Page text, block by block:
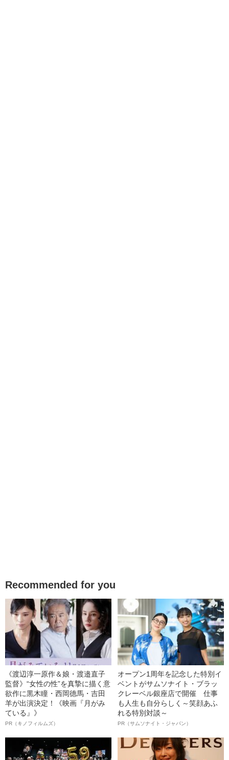
Recommended for you
《渡辺淳一原作＆娘・渡邉直子
監督》“女性の性”を真摯に描く意
欲作に黒木瞳・西岡德馬・吉田
羊が出演決定！《映画『月がみ
ている』》
PR（キノフィルムズ）
オープン1周年を記念した特別イ
ベントがサムソナイト・ブラッ
クレーベル銀座店で開催 仕事
も人生も自分らしく～笑顔あふ
れる特別対談～
PR（サムソナイト・ジャパン）